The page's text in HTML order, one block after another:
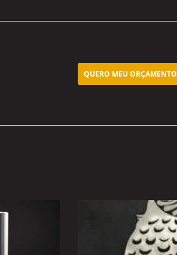
QUERO MEU ORÇAMENTO